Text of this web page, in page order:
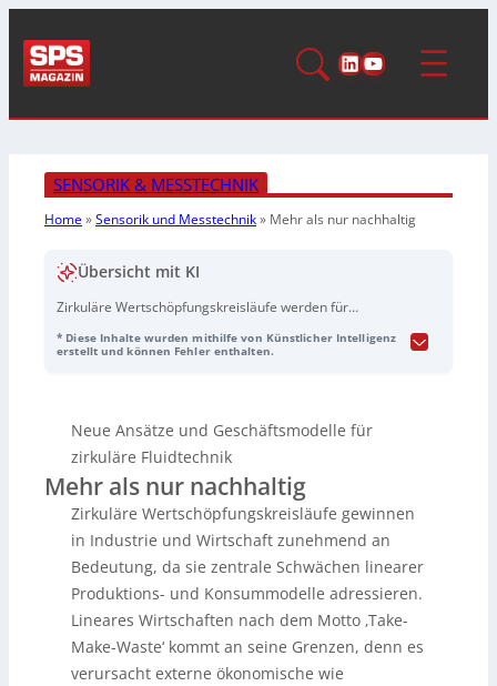
LinkedIn
YouTube
SENSORIK & MESSTECHNIK
Home»Sensorik und Messtechnik» Mehr als nur nachhaltig
Übersicht mit KI
Zirkuläre Wertschöpfungskreisläufe werden für
Make, Waste“ langfristig hohe ökologische und
senken und Ausschuss vermeiden lassen: durch
datenbasierte Ventildiagnose (
frühzeitigen Fehlererkennung ohne Zusatzbauteile,
durch materialsparende Rohrumform-Fertigung von
Ventilgehäusen (TubeValve Body) mit deutlich
geringerer thermischer Masse und rund 50% weniger
CO₂-Emissionen in der Herstellung sowie durch schnell
reagierende Sensorik wie den Durchflussmesser
Flowave, der in Batch-Prozessen
Produkt-/Reinigungsphasen in Millisekunden erkennt
und so z. B. in der Shampoo-Produktion über zwei Drittel
Ausschuss reduziert. Zudem werden neue,
* Diese Inhalte wurden mithilfe von Künstlicher Intelligenz
erstellt und können Fehler enthalten.
Neue Ansätze und Geschäftsmodelle für
zirkuläre Fluidtechnik
Mehr als nur nachhaltig
Zirkuläre Wertschöpfungskreisläufe gewinnen
in Industrie und Wirtschaft zunehmend an
Bedeutung, da sie zentrale Schwächen linearer
Produktions- und Konsummodelle adressieren.
Lineares Wirtschaften nach dem Motto ‚Take-
Make-Waste‘ kommt an seine Grenzen, denn es
verursacht externe ökonomische wie